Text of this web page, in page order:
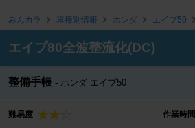
みんカラ 車種別情報 ホンダ エイプ50
エイプ80全波整流化(DC)
整備手帳 ホンダ エイプ50
難易度 作業時間